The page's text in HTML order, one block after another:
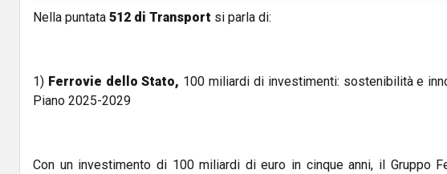
Nella puntata 512 di Transport si parla di:
1) Ferrovie dello Stato, 100 miliardi di investimenti: sostenibilità e
Piano 2025-2029
Con un investimento di 100 miliardi di euro in cinque anni, il Gruppo